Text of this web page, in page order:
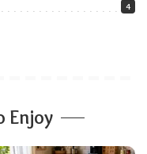
4
Enjoy